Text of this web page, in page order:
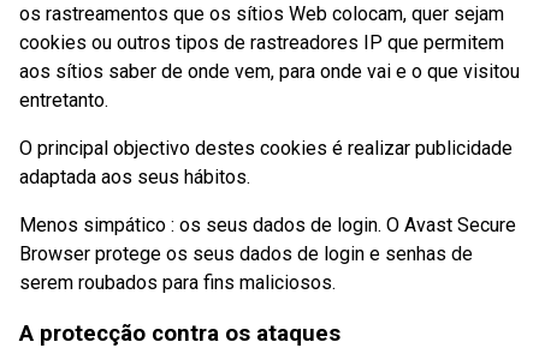
os rastreamentos que os sítios Web colocam, quer sejam
cookies ou outros tipos de rastreadores IP que permitem
aos sítios saber de onde vem, para onde vai e o que visitou
entretanto.
O principal objectivo destes cookies é realizar publicidade
adaptada aos seus hábitos.
Menos simpático : os seus dados de login. O Avast Secure
Browser protege os seus dados de login e senhas de
serem roubados para fins maliciosos.
A protecção contra os ataques